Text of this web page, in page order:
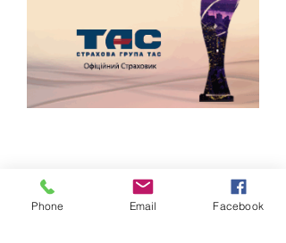
Phone Email Facebook